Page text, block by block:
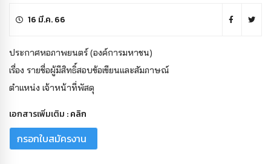
16 มี.ค. 66
ประกาศหอภาพยนตร์ (องค์การมหาชน)
เรื่อง รายชื่อผู้มีสิทธิ์สอบข้อเขียนและสัมภาษณ์
ตำแหน่ง เจ้าหน้าที่พัสดุ
เอกสารเพิ่มเติม :คลิก
กรอกใบสมัครงาน